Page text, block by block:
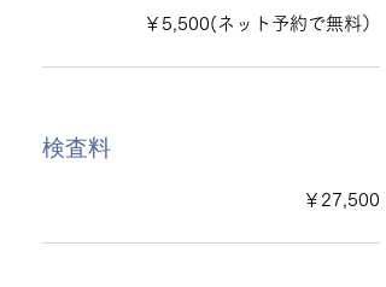
￥5,500(ネット予約で無料）
検査料
￥27,500